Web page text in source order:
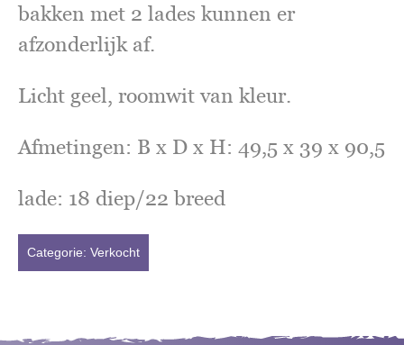
bakken met 2 lades kunnen er
afzonderlijk af.
Licht geel, roomwit van kleur.
Afmetingen: B x D x H: 49,5 x 39 x 90,5
lade: 18 diep/22 breed
Categorie: Verkocht